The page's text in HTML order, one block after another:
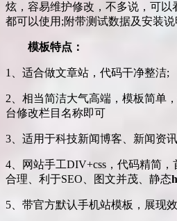
炫，容易维护修改，不多说，可以
都可以使用;附带测试数据及安装说
模板特点：
1、适合做文章站，代码干净整洁;
2、相当简洁大气高端，模板简单
台修改栏目名称即可
3、适用于科技新闻博客、新闻资
4、网站手工DIV+css，代码精简
合理、利于SEO、图文并茂、静态
5、带官方默认手机站模板，展现效